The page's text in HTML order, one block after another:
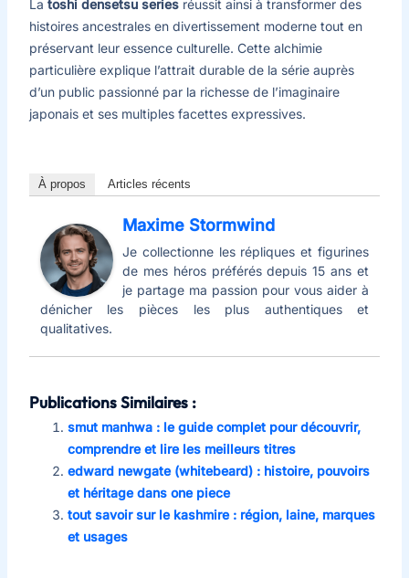
La toshi densetsu seriesréussit ainsi à transformer des
histoires ancestrales en divertissement moderne tout en
préservant leur essence culturelle. Cette alchimie
particulière explique l’attrait durable de la série auprès
d’un public passionné par la richesse de l’imaginaire
japonais et ses multiples facettes expressives.
À propos Articles récents
Maxime Stormwind
Je collectionne les répliques et figurines
de mes héros préférés depuis 15 ans et
je partage ma passion pour vous aider à
dénicher les pièces les plus authentiques et
qualitatives.
Publications Similaires :
smut manhwa : le guide complet pour découvrir,
comprendre et lire les meilleurs titres
edward newgate (whitebeard) : histoire, pouvoirs
et héritage dans one piece
tout savoir sur le kashmire : région, laine, marques
et usages